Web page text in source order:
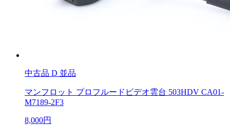
中古品 D 並品
マンフロット プロフルードビデオ雲台 503HDV CA01-
M7189-2F3
8,000円